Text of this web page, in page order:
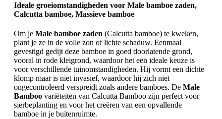
Ideale groeiomstandigheden voor Male bamboe zaden,
Calcutta bamboe, Massieve bamboe
Om je Male bamboe zaden (Calcutta bamboe) te kweken,
plant je ze in de volle zon of lichte schaduw. Eenmaal
gevestigd gedijt deze bamboe in goed doorlatende grond,
vooral in rode kleigrond, waardoor het een ideale keuze is
voor verschillende tuinomstandigheden. Hij vormt een dichte
klomp maar is niet invasief, waardoor hij zich niet
ongecontroleerd verspreidt zoals andere bamboes. De Male
Bamboo variëteiten van Calcutta Bamboo zijn perfect voor
sierbeplanting en voor het creëren van een opvallende
bamboe in je buitenruimte.